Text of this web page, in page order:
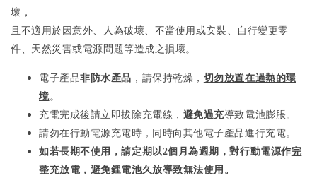
壞，
且不適用於因意外、人為破壞、不當使用或安裝、自行變更零
件、天然災害或電源問題等造成之損壞。
電子產品非防水產品 ，請保持乾燥， 切勿放置在過熱的環
境 。
充電完成後請立即拔除充電線， 避免過充導致電池膨脹。
請勿在行動電源充電時，同時向其他電子產品進行充電。
如若長期不使用，請定期以2個月為週期，對行動電源作完
整充放電 ，避免鋰電池久放導致無法使用。​